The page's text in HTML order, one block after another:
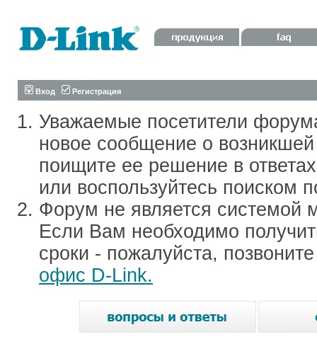
Вход Регистрация
Уважаемые посетители
новое сообщение о
поищите ее решение в
или воспользуйтесь поиском
Форум не является системой
Если Вам необходимо
сроки - пожалуйста,
офис D-Link.